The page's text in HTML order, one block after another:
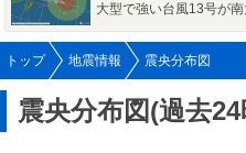
大型で強い台風13号が
トップ 地震情報 震央分布図
震央分布図(過去